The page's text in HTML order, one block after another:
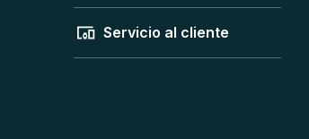
Servicio al cliente